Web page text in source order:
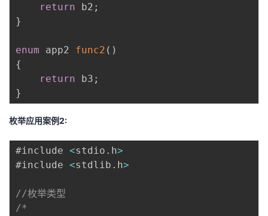
return b2 ;
}
enum app2 func2 ( )
{
return b3 ;
}
枚举应用案例2:
#include <stdio . h>
#include <stdlib . h>
//枚举类型
/*